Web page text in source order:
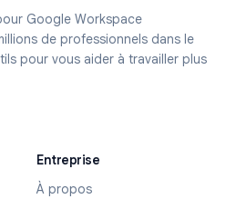
Google Workspace
de professionnels dans le
pour vous aider à travailler plus
Entreprise
À propos